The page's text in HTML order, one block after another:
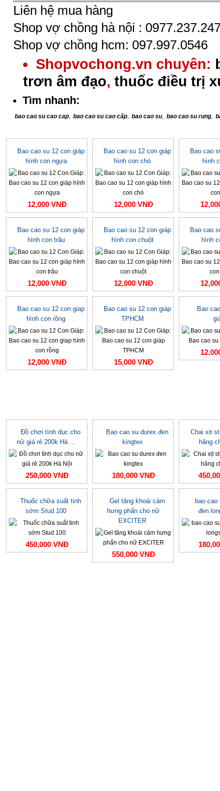
Liên hệ mua hàng
Shop vợ chồng hà nội :
Shop vợ chồng hcm: 097.997.0546
Shopvochong.vn chuyên:
trơn âm đạo, thuốc điều trị
Tìm nhanh:
bao cao su cao cap, bao cao su cao cấp, bao cao su, bao cao su rung,
Bao cao su 12 con giáp
hình con ngựa
12,000 VNĐ
Bao cao su 12 con giáp
hình con chó
12,000 VNĐ
Bao cao
hình
Bao cao su 12 con giáp
hình con trâu
12,000 VNĐ
Bao cao su 12 con giáp
hình con chuột
12,000 VNĐ
Bao cao
hình
Bao cao su 12 con giap
hình con rồng
12,000 VNĐ
Bao cao su 12 con giáp
TPHCM
15,000 VNĐ
Bao
Đồ chơi tình dục cho
nữ giá rẻ 200k Hà ...
250,000 VNĐ
Bao cao su durex đen
kingtex
180,000 VNĐ
Chai xịt
hãng
Thuốc chữa suất tinh
sớm Stud 100
450,000 VNĐ
Gel tăng khoái cảm
hưng phấn cho nữ
EXCITER
550,000 VNĐ
bao
đen